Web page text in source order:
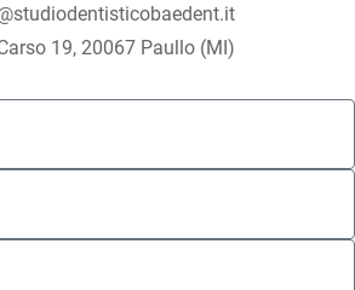
19, 20067 Paullo (MI)